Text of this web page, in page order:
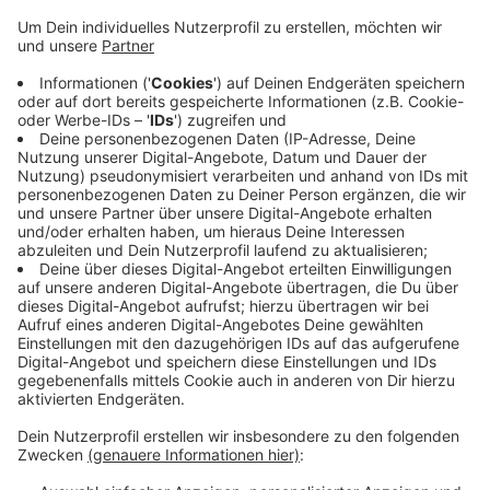
Anzeige
Das Grundstück sei als Gewerbegebiet ausgewiesen,
aber frei und eine mögliche Option, heißt es. Die
Fläche ist derzeit aber noch in Privatbesitz und die
Stadt müsste sie kaufen. Hier könnten dann Hallen für
mehrere Feuerwehrautos, Werkstätten und
Schulungsräume entstehen. Das jetzige Gebäude der
Freiwilligen Feuerwehr Osterath ist laut der
Beschlussvorlage in die Jahre gekommen.
Anzeige